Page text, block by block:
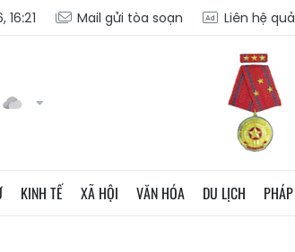
Mail gửi tòa soạn Liên hệ
KINH TẾ XÃ HỘI VĂN HÓA DU LỊCH